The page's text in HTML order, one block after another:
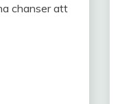
chanser att